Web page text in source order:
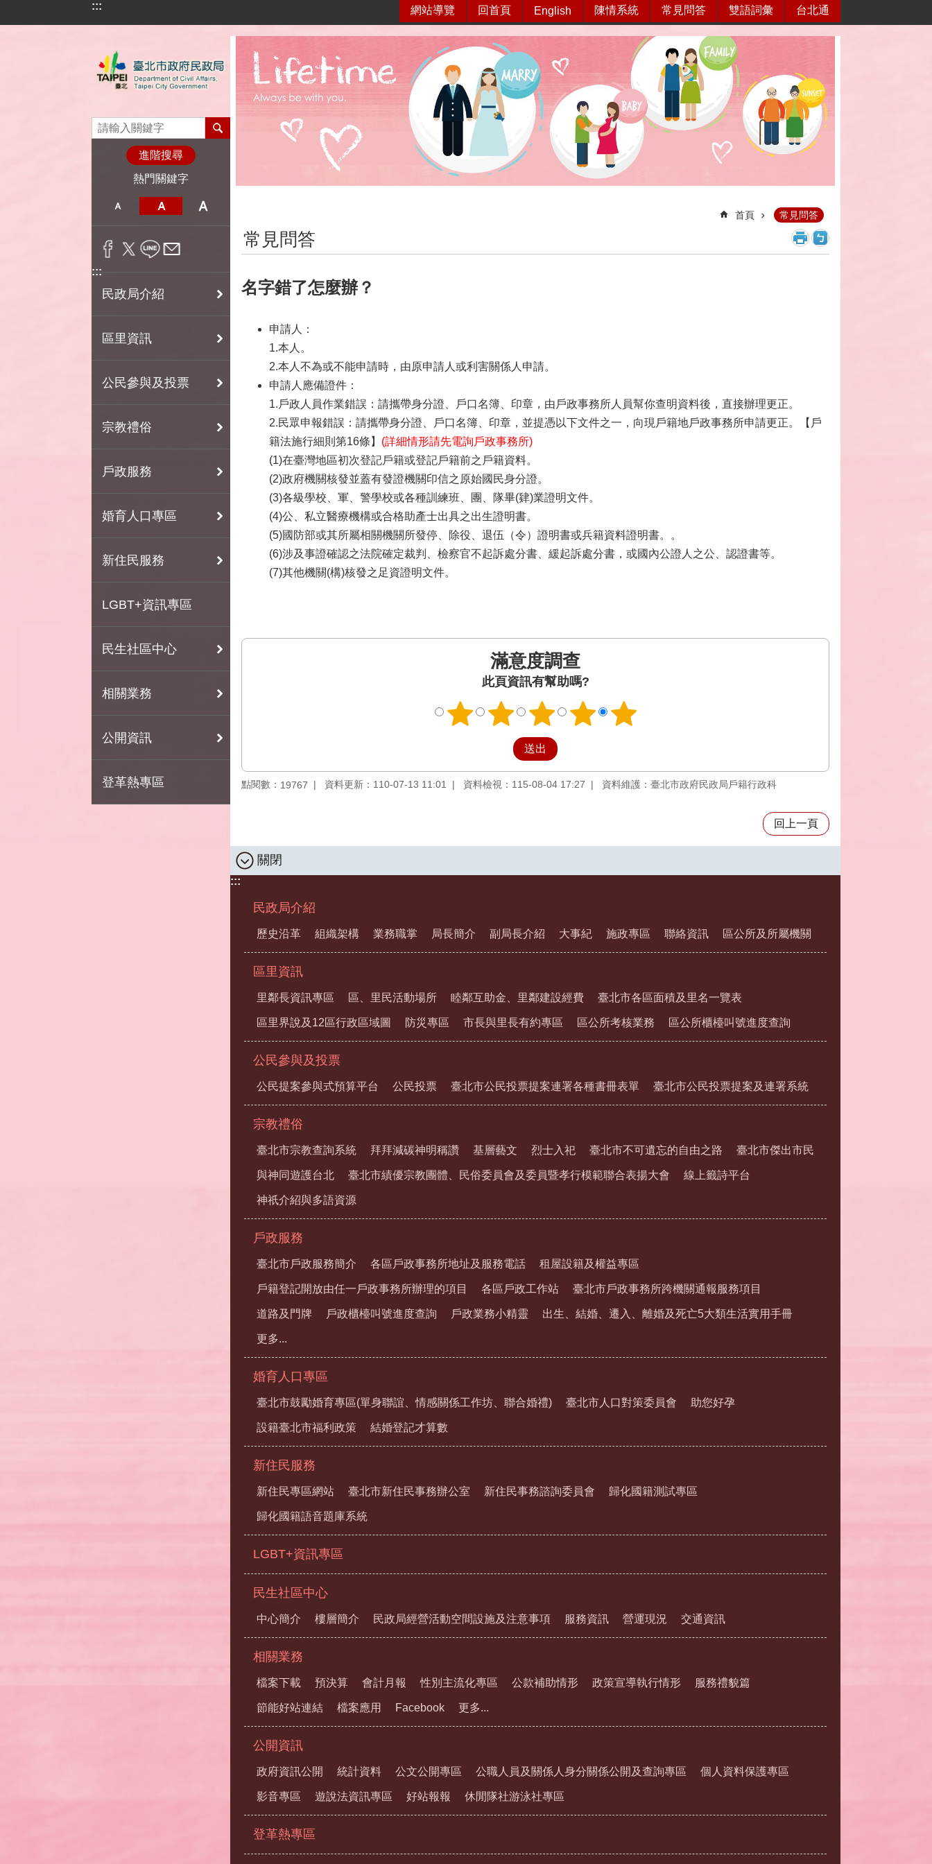
跳到主要內容區塊
::: 網站導覽 回首頁 English 陳情系統 常見問答 雙語詞彙 台北通
進階搜尋
熱門關鍵字
:::
民政局介紹
區里資訊
公民參與及投票
宗教禮俗
戶政服務
婚育人口專區
新住民服務
LGBT+資訊專區
民生社區中心
相關業務
公開資訊
登革熱專區
首頁 常見問答
常見問答
名字錯了怎麼辦？
申請人：
1.本人。
2.本人不為或不能申請時，由原申請人或利害關係人申請。
申請人應備證件：
1.戶政人員作業錯誤：請攜帶身分證、戶口名簿、印章，由戶政事務所人員幫你查明資料後，直接辦理更正。
2.民眾申報錯誤：請攜帶身分證、戶口名簿、印章，並提憑以下文件之一，向現戶籍地戶政事務所申請更正。【戶
籍法施行細則第16條】 (詳細情形請先電詢戶政事務所)
(1)在臺灣地區初次登記戶籍或登記戶籍前之戶籍資料。
(2)政府機關核發並蓋有發證機關印信之原始國民身分證。
(3)各級學校、軍、警學校或各種訓練班、團、隊畢(肄)業證明文件。
(4)公、私立醫療機構或合格助產士出具之出生證明書。
(5)國防部或其所屬相關機關所發停、除役、退伍（令）證明書或兵籍資料證明書。。
(6)涉及事證確認之法院確定裁判、檢察官不起訴處分書、緩起訴處分書，或國內公證人之公、認證書等。
(7)其他機關(構)核發之足資證明文件。
滿意度調查
此頁資訊有幫助嗎?
點閱數： 19767 資料更新：110-07-13 11:01 資料檢視：115-08-04 17:27 資料維護：臺北市政府民政局戶籍行政科
回上一頁
關閉
:::
民政局介紹
歷史沿革 組織架構 業務職掌 局長簡介 副局長介紹 大事紀 施政專區 聯絡資訊 區公所及所屬機關
區里資訊
里鄰長資訊專區 區、里民活動場所 睦鄰互助金、里鄰建設經費 臺北市各區面積及里名一覽表
區里界說及12區行政區域圖 防災專區 市長與里長有約專區 區公所考核業務 區公所櫃檯叫號進度查詢
公民參與及投票
公民提案參與式預算平台 公民投票 臺北市公民投票提案連署各種書冊表單 臺北市公民投票提案及連署系統
宗教禮俗
臺北市宗教查詢系統 拜拜減碳神明稱讚 基層藝文 烈士入祀 臺北市不可遺忘的自由之路 臺北市傑出市民
與神同遊護台北 臺北市績優宗教團體、民俗委員會及委員暨孝行模範聯合表揚大會 線上籤詩平台
神祇介紹與多語資源
戶政服務
臺北市戶政服務簡介 各區戶政事務所地址及服務電話 租屋設籍及權益專區
戶籍登記開放由任一戶政事務所辦理的項目 各區戶政工作站 臺北市戶政事務所跨機關通報服務項目
道路及門牌 戶政櫃檯叫號進度查詢 戶政業務小精靈 出生、結婚、遷入、離婚及死亡5大類生活實用手冊
更多...
婚育人口專區
臺北市鼓勵婚育專區(單身聯誼、情感關係工作坊、聯合婚禮) 臺北市人口對策委員會 助您好孕
設籍臺北市福利政策 結婚登記才算數
新住民服務
新住民專區網站 臺北市新住民事務辦公室 新住民事務諮詢委員會 歸化國籍測試專區
歸化國籍語音題庫系統
LGBT+資訊專區
民生社區中心
中心簡介 樓層簡介 民政局經營活動空間設施及注意事項 服務資訊 營運現況 交通資訊
相關業務
檔案下載 預決算 會計月報 性別主流化專區 公款補助情形 政策宣導執行情形 服務禮貌篇
節能好站連結 檔案應用 Facebook 更多...
公開資訊
政府資訊公開 統計資料 公文公開專區 公職人員及關係人身分關係公開及查詢專區 個人資料保護專區
影音專區 遊說法資訊專區 好站報報 休閒隊社游泳社專區
登革熱專區